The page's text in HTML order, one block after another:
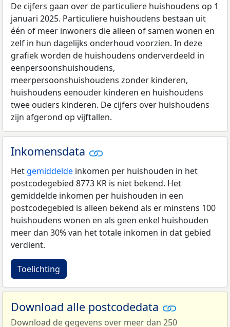
De cijfers gaan over de particuliere huishoudens op 1
januari 2025. Particuliere huishoudens bestaan uit
één of meer inwoners die alleen of samen wonen en
zelf in hun dagelijks onderhoud voorzien. In deze
grafiek worden de huishoudens onderverdeeld in
eenpersoonshuishoudens,
meerpersoonshuishoudens zonder kinderen,
huishoudens eenouder kinderen en huishoudens
twee ouders kinderen. De cijfers over huishoudens
zijn afgerond op vijftallen.
Inkomensdata
Het gemiddelde inkomen per huishouden in het
postcodegebied 8773 KR is niet bekend. Het
gemiddelde inkomen per huishouden in een
postcodegebied is alleen bekend als er minstens 100
huishoudens wonen en als geen enkel huishouden
meer dan 30% van het totale inkomen in dat gebied
verdient.
Toelichting
Download alle postcodedata
Download de gegevens over meer dan 250